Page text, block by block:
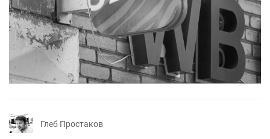
Глеб Простаков